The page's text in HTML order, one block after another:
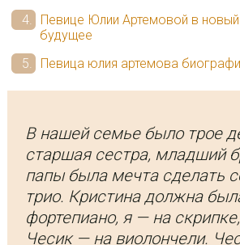
Певице Юлии Артемовой в новый
будущее
Певица юлия артемова
В нашей семье было трое
старшая сестра, младший
папы была мечта сделать
трио. Кристина должна
фортепиано, я — на
Чесик — на виолончели.